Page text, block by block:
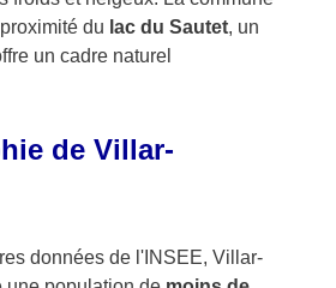
du lac du Sautet, un
un cadre naturel
de Villar-
données de l'INSEE, Villar-